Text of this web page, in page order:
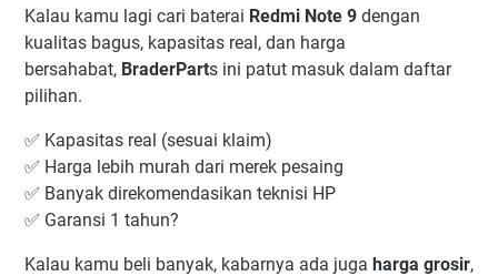
Kalau kamu lagi cari baterai Redmi Note 9 dengan
kualitas bagus, kapasitas real, dan harga
bersahabat, BraderParts ini patut masuk dalam daftar
pilihan.
✅ Kapasitas real (sesuai klaim)
✅ Harga lebih murah dari merek pesaing
✅ Banyak direkomendasikan teknisi HP
✅ Garansi 1 tahun?
Kalau kamu beli banyak, kabarnya ada juga harga grosir,